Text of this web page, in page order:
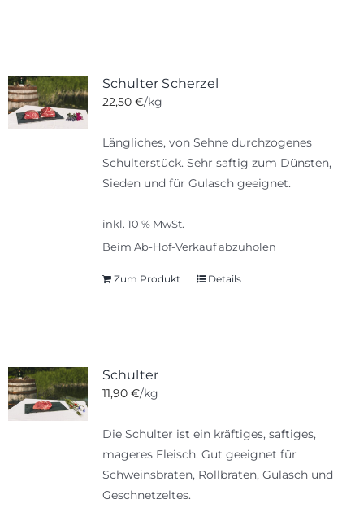
Schulter Scherzel
22,50 €/kg
Längliches, von Sehne durchzogenes
Schulterstück. Sehr saftig zum Dünsten,
Sieden und für Gulasch geeignet.
inkl. 10 % MwSt.
Beim Ab-Hof-Verkauf abzuholen
Zum Produkt Details
Schulter
11,90 €/kg
Die Schulter ist ein kräftiges, saftiges,
mageres Fleisch. Gut geeignet für
Schweinsbraten, Rollbraten, Gulasch und
Geschnetzeltes.